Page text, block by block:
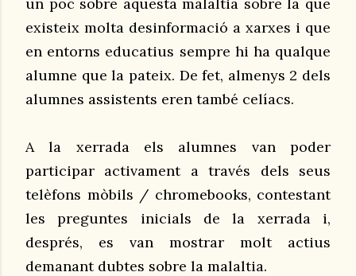
existeix molta desinformació a xarxes i que
en entorns educatius sempre hi ha qualque
alumne que la pateix. De fet, almenys 2 dels
alumnes assistents eren també celíacs.
A la xerrada els alumnes van poder
participar activament a través dels seus
telèfons mòbils / chromebooks, contestant
les preguntes inicials de la xerrada i,
després, es van mostrar molt actius
demanant dubtes sobre la malaltia.